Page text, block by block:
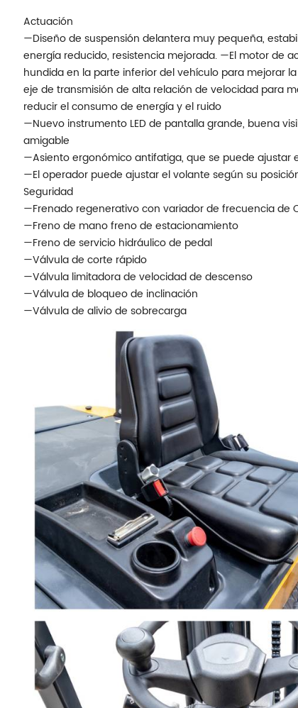
Actuación
—Diseño de suspensión delantera muy pequeña,
energía reducido, resistencia mejorada. —El motor de
hundida en la parte inferior del vehículo para mejorar
eje de transmisión de alta relación de velocidad para
reducir el consumo de energía y el ruido
—Nuevo instrumento LED de pantalla grande, buena
amigable
—Asiento ergonómico antifatiga, que se puede ajustar
—El operador puede ajustar el volante según su
Seguridad
—Frenado regenerativo con variador de frecuencia de
—Freno de mano freno de estacionamiento
—Freno de servicio hidráulico de pedal
—Válvula de corte rápido
—Válvula limitadora de velocidad de descenso
—Válvula de bloqueo de inclinación
—Válvula de alivio de sobrecarga